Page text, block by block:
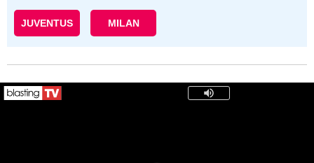
JUVENTUS MILAN